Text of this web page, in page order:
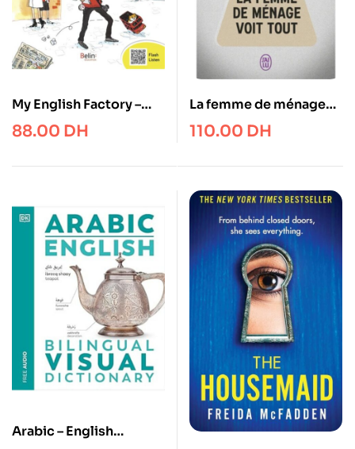
My English Factory –
Detective Donut 1.
Mystery at the Museum
88.00 DH
La femme de ménage
voit tout
110.00 DH
Arabic – English